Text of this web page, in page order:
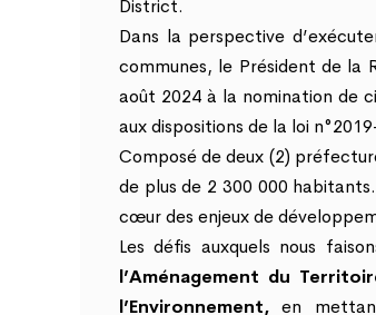
District.
Dans la perspective
communes, le Président de la
août 2024 à la nomination de
aux dispositions de la loi
Composé de deux (2)
de plus de 2 300 000
cœur des enjeux de
Les défis auxquels nous
l’Aménagement du
l’Environnement, en